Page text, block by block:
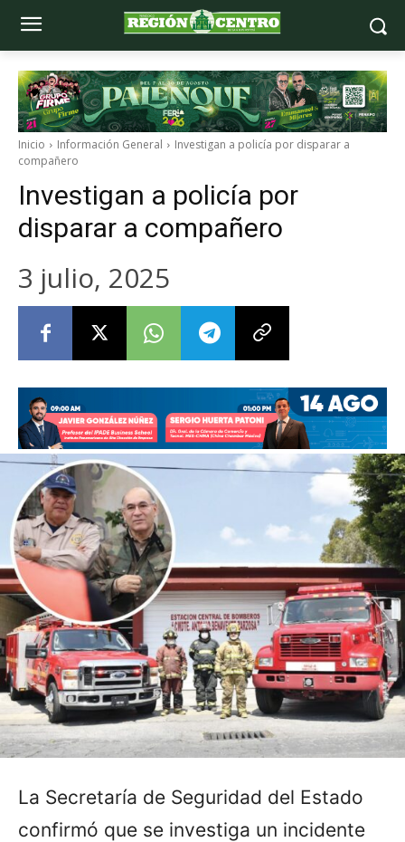
Inicio Información General
Investigan a policía por disparar a
compañero
Investigan a policía por
disparar a compañero
3 julio, 2025
La Secretaría de Seguridad del Estado
confirmó que se investiga un incidente